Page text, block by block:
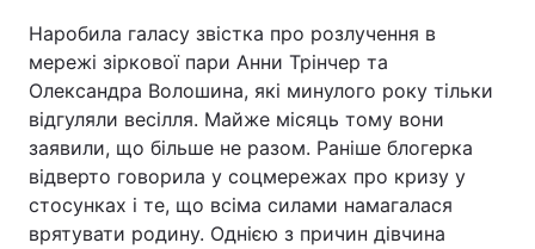
Наробила галасу звістка про розлучення в
мережі зіркової пари Анни Трінчер та
Олександра Волошина, які минулого року тільки
відгуляли весілля. Майже місяць тому вони
заявили, що більше не разом. Раніше блогерка
відверто говорила у соцмережах про кризу у
стосунках і те, що всіма силами намагалася
врятувати родину. Однією з причин дівчина